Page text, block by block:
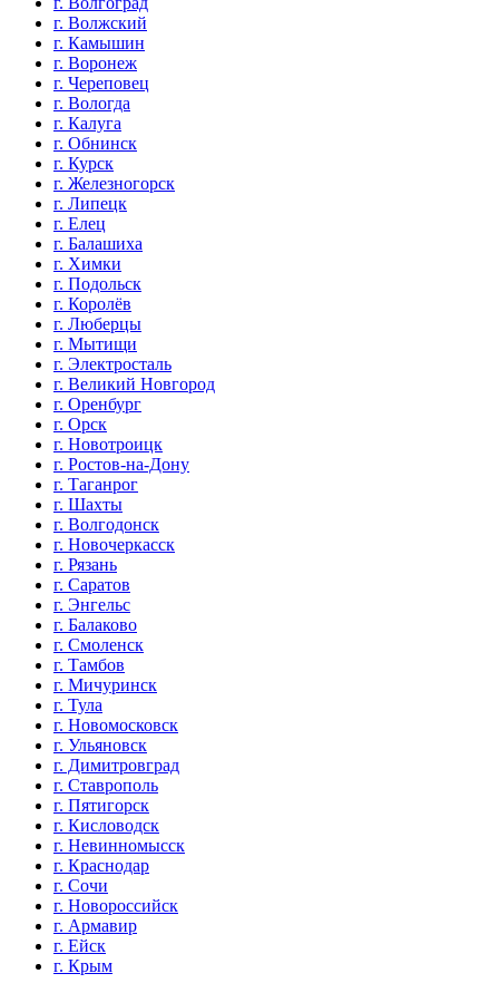
г. Волжский
г. Камышин
г. Воронеж
г. Череповец
г. Вологда
г. Калуга
г. Обнинск
г. Курск
г. Железногорск
г. Липецк
г. Елец
г. Балашиха
г. Химки
г. Подольск
г. Королёв
г. Люберцы
г. Мытищи
г. Электросталь
г. Великий Новгород
г. Оренбург
г. Орск
г. Новотроицк
г. Ростов-на-Дону
г. Таганрог
г. Шахты
г. Волгодонск
г. Новочеркасск
г. Рязань
г. Саратов
г. Энгельс
г. Балаково
г. Смоленск
г. Тамбов
г. Мичуринск
г. Тула
г. Новомосковск
г. Ульяновск
г. Димитровград
г. Ставрополь
г. Пятигорск
г. Кисловодск
г. Невинномысск
г. Краснодар
г. Сочи
г. Новороссийск
г. Армавир
г. Ейск
г. Крым